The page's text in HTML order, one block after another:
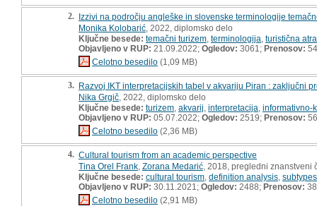
2. Izzivi na področju angleške in slovenske terminologije
Monika Kolobarić , 2022, diplomsko delo
Ključne besede: temačni turizem terminologija turistična
Objavljeno v RUP: 21.09.2022; Ogledov: 3061; Prenosov: 54
Celotno besedilo (1,09 MB)
3. Razvoj IKT interpretacijskih tabel v akvariju Piran : zaključni
Nika Grgič , 2022, diplomsko delo
Ključne besede: turizem akvarij interpretacija informativno-
Objavljeno v RUP: 05.07.2022; Ogledov: 2519; Prenosov: 56
Celotno besedilo (2,36 MB)
4. Cultural tourism from an academic perspective
Tina Orel Frank Zorana Medarić , 2018, pregledni znanstveni
Ključne besede: cultural tourism definition analysis
Objavljeno v RUP: 30.11.2021; Ogledov: 2488; Prenosov: 38
Celotno besedilo (2,91 MB)